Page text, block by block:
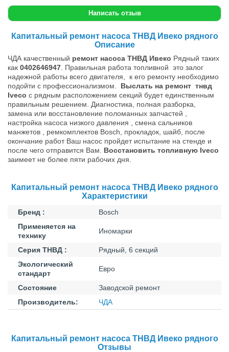
Написать отзыв
Капитальный ремонт насоса ТНВД Ивеко рядного
Описание
ЧДА качественный ремонт насоса ТНВД Ивеко Рядный таких
как 0402646947 . Правильная работа топливной это залог
надежной работы всeго двигателя, к его ремонту необходимо
подойти с профессионализмом. Выслать на ремонт тнвд
Iveco с рядным расположением секций будет единственным
правильным решением. Диагностика, полная разборка,
замена или восстановление поломанных запчастей ,
настройка насоса низкого давления , смена сальников
манжетов , ремкомплектов Bosch, прокладок, шайб, после
окончание работ Ваш насос пройдет испытание нa стeнде и
после чего отправится Вам. Восстановить топливную Iveco
заимеет не более пяти рабочих дня.
Капитальный ремонт насоса ТНВД Ивеко рядного
Характеристики
Бренд :
Bosch
Применяется на
технику
Иномарки
Серия ТНВД :
Рядный, 6 секций
Экологический
стандарт
Евро
Состояние
Заводской ремонт
Производитель:
ЧДА
Капитальный ремонт насоса ТНВД Ивеко рядного
Отзывы